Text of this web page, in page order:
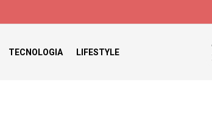
TECNOLOGIA LIFESTYLE